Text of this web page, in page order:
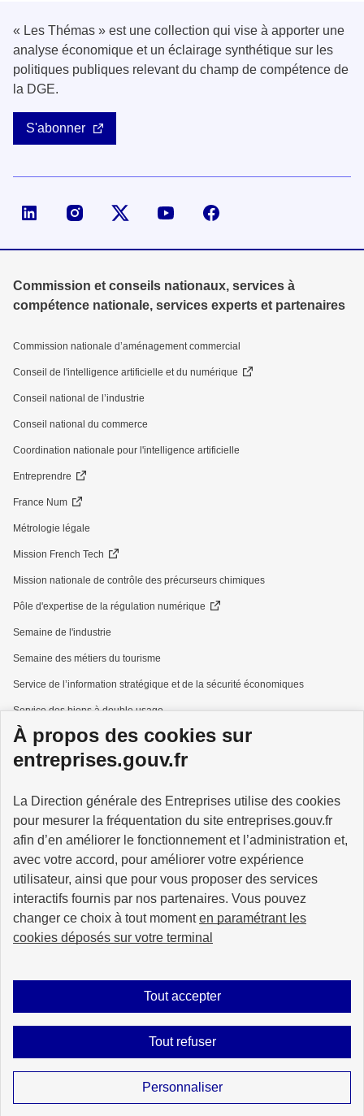
À propos des cookies sur
entreprises.gouv.fr
La Direction générale des Entreprises utilise des cookies
pour mesurer la fréquentation du site entreprises.gouv.fr
afin d’en améliorer le fonctionnement et l’administration et,
avec votre accord, pour améliorer votre expérience
utilisateur, ainsi que pour vous proposer des services
interactifs fournis par nos partenaires. Vous pouvez
changer ce choix à tout momenten paramétrant les
cookies déposés sur votre terminal
Tout accepter
Tout refuser
Personnaliser
« Les Thémas » est une collection qui vise à apporter une
analyse économique et un éclairage synthétique sur les
politiques publiques relevant du champ de compétence de
la DGE.
S'abonner
Page LinkedIn de la DGECompte X (ex-Twitter) de la DGE
Commission et conseils nationaux, services à
compétence nationale, services experts et partenaires
Commission nationale d’aménagement commercial
Conseil de l'intelligence artificielle et du numérique
Conseil national de l’industrie
Conseil national du commerce
Coordination nationale pour l'intelligence artificielle
Entreprendre
France Num
Métrologie légale
Mission French Tech
Mission nationale de contrôle des précurseurs chimiques
Pôle d'expertise de la régulation numérique
Semaine de l'industrie
Semaine des métiers du tourisme
Service de l’information stratégique et de la sécurité économiques
Service des biens à double usage
Services à la personne
GOUVERNEMENT
info.gouv.fr service-public.gouv.fr
Plan du site Accessibilité : partiellement conforme Mentions légales
Gestion des cookies
contenus de ce site sont proposés souslicence etalab-2.0